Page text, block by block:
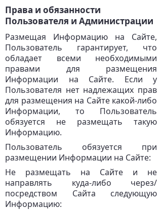
Права и обязанности
Пользователя и Администрации
Размещая Информацию на Сайте,
Пользователь гарантирует, что
обладает всеми необходимыми
правами для размещения
Информации на Сайте. Если у
Пользователя нет надлежащих прав
для размещения на Сайте какой-либо
Информации, то Пользователь
обязуется не размещать такую
Информацию.
Пользователь обязуется при
размещении Информации на Сайте:
Не размещать на Сайте и не
направлять куда-либо через/
посредством Сайта следующую
Информацию: